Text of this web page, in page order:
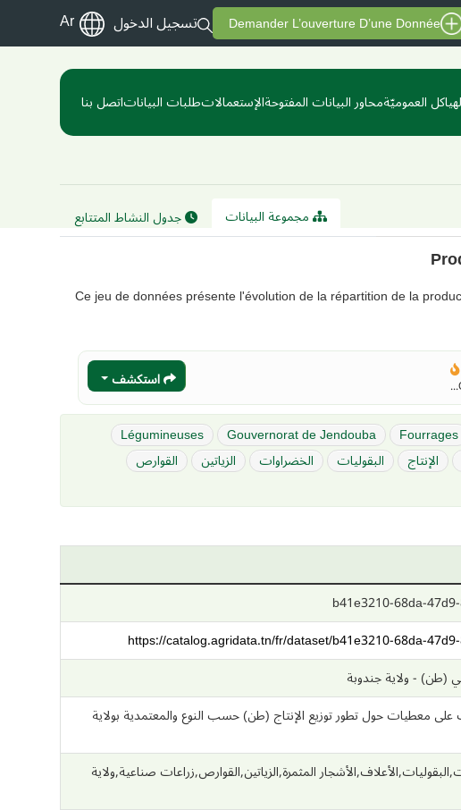
Demander L’ouverture D’une Donnée تسجيل الدخول Ar
العموميّةمحاور البيانات المفتوحةالإستعمالاتطلبات البياناتاتصل بنا
مجموعة البيانات جدول النشاط المتتابع
Ce jeu de données présente l'évolution de la répartition de la
استكشف
Fourrages
Gouvernorat de Jendouba
Légumineuses
الإنتاج البقوليات الخضراوات الزياتين
القوارص
b41e3210-68da-
https://catalog.agridata.tn/fr/dataset/b41e3210-68da-
(طن) - ولاية جندوبة
على معطيات حول تطور توزيع الإنتاج (طن) حسب النوع والمعتمدية بولاية
المثمرة,الزياتين,القوارص,زراعات صناعية,ولاية